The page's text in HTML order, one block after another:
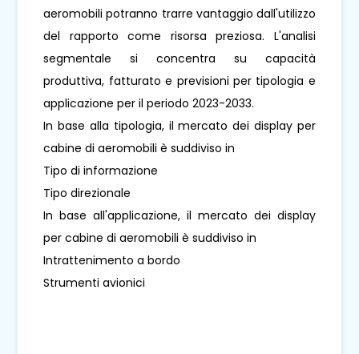
aeromobili potranno trarre vantaggio dall'utilizzo
del rapporto come risorsa preziosa. L'analisi
segmentale si concentra su capacità
produttiva, fatturato e previsioni per tipologia e
applicazione per il periodo 2023-2033.
In base alla tipologia, il mercato dei display per
cabine di aeromobili è suddiviso in
Tipo di informazione
Tipo direzionale
In base all'applicazione, il mercato dei display
per cabine di aeromobili è suddiviso in
Intrattenimento a bordo
Strumenti avionici